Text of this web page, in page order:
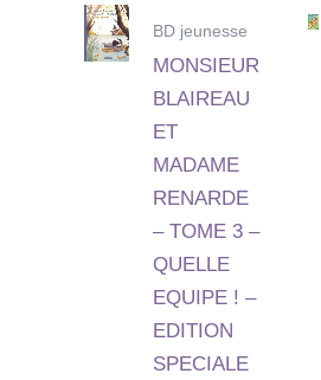
BD jeunesse
MONSIEUR
BLAIREAU
ET
MADAME
RENARDE
– TOME 3 –
QUELLE
EQUIPE ! –
EDITION
SPECIALE